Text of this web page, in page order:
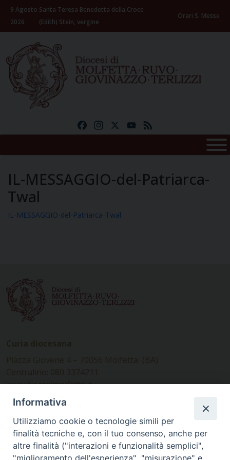
Skip
content
9 Agosto
2026
Santa Teresa Benedetta della Croce
(Edith) Stein, vergine
Orari S. Messe
FacebookInstagramYouTube
IL-MESSAGGIO-del-Patriarca-
Twal
IL-MESSAGGIO-del-Patriarca-Twal
www.diocesimolfetta.it –
diocesimolfetta@pec.chiesacattolica.it
Ufficio Comunicazioni sociali
Piazza Giovene 4 – 70056 Molfetta (BA)
Informativa
Utilizziamo cookie o tecnologie simili per
finalità tecniche e, con il tuo consenso, anche per
altre finalità ("interazioni e funzionalità semplici",